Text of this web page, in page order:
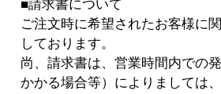
■請求書について
ご注文時に希望されたお客様に
しております。
尚、請求書は、営業時間内での
かかる場合等）によりましては